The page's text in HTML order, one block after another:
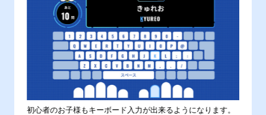
初心者のお子様もキーボード入力が出来るようになります。